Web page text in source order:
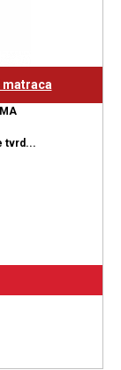
matraca
tvrd...